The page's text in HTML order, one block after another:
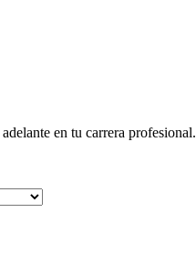
en tu carrera profesional.